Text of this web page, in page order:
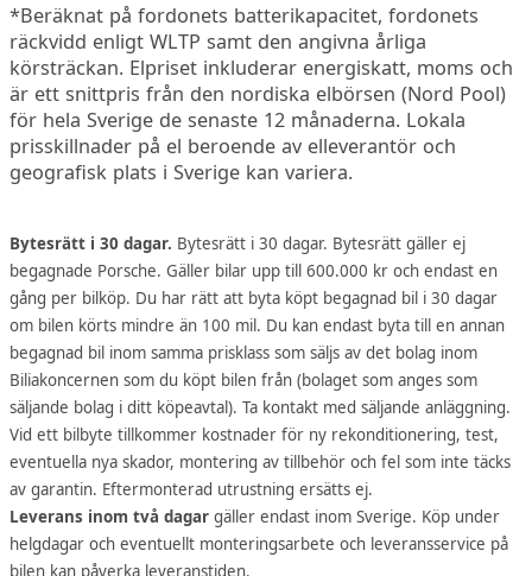
*Beräknat på fordonets batterikapacitet, fordonets
räckvidd enligt WLTP samt den angivna årliga
körsträckan. Elpriset inkluderar energiskatt, moms och
är ett snittpris från den nordiska elbörsen (Nord Pool)
för hela Sverige de senaste 12 månaderna. Lokala
prisskillnader på el beroende av elleverantör och
geografisk plats i Sverige kan variera.
Bytesrätt i 30 dagar. Bytesrätt i 30 dagar. Bytesrätt gäller ej
begagnade Porsche. Gäller bilar upp till 600.000 kr och endast en
gång per bilköp. Du har rätt att byta köpt begagnad bil i 30 dagar
om bilen körts mindre än 100 mil. Du kan endast byta till en annan
begagnad bil inom samma prisklass som säljs av det bolag inom
Biliakoncernen som du köpt bilen från (bolaget som anges som
säljande bolag i ditt köpeavtal). Ta kontakt med säljande anläggning.
Vid ett bilbyte tillkommer kostnader för ny rekonditionering, test,
eventuella nya skador, montering av tillbehör och fel som inte täcks
av garantin. Eftermonterad utrustning ersätts ej.
Leverans inom två dagar gäller endast inom Sverige. Köp under
helgdagar och eventuellt monteringsarbete och leveransservice på
bilen kan påverka leveranstiden.